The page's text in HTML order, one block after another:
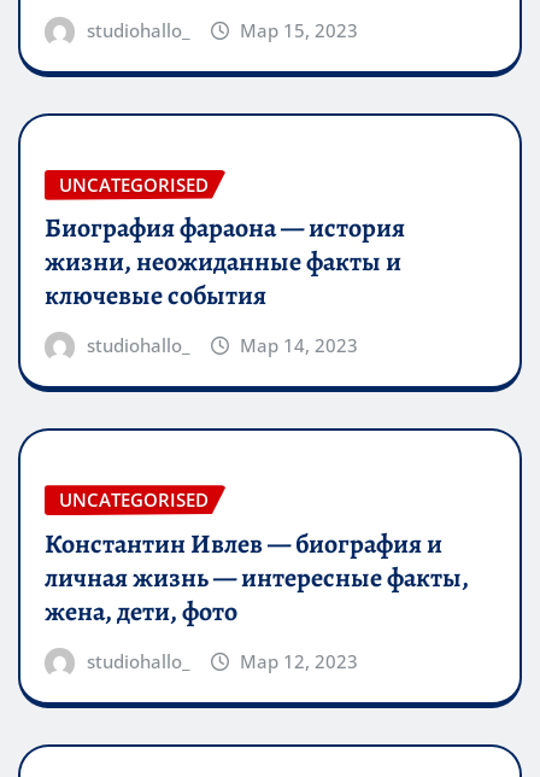
studiohallo_ Мар 15, 2023
UNCATEGORISED
Биография фараона — история
жизни, неожиданные факты и
ключевые события
studiohallo_ Мар 14, 2023
UNCATEGORISED
Константин Ивлев — биография и
личная жизнь — интересные факты,
жена, дети, фото
studiohallo_ Мар 12, 2023